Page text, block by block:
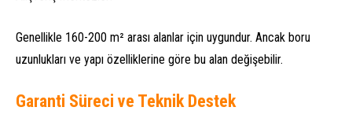
Genellikle 160-200 m² arası alanlar için uygundur. Ancak boru
uzunlukları ve yapı özelliklerine göre bu alan değişebilir.
Garanti Süreci ve Teknik Destek